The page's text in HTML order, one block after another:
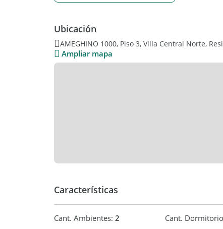
Cochera fija: Si
Categoría del edificio: MUY BUENA
OFERTA PROVISTA POR SISTEMA SOM -
Ubicación
AMEGHINO 1000, Piso 3, Villa Central Norte,
Ampliar mapa
Características
Cant. Ambientes: 2 Cant.